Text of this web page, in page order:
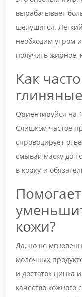
вырабатывает
шелушится.
необходим утром
получить жирное,
Как
Ориентируйся на
Слишком частое
спровоцирует
смывай маску до
в корку, и
кожи?
Да, но не
молочных
и достаток цинка
качество кожного